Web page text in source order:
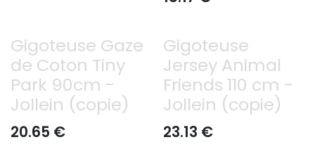
Gigoteuse Gaze
de Coton Tiny
Park 90cm -
Jollein (copie)
20.65 €
Gigoteuse
Jersey Animal
Friends 110 cm -
Jollein (copie)
23.13 €